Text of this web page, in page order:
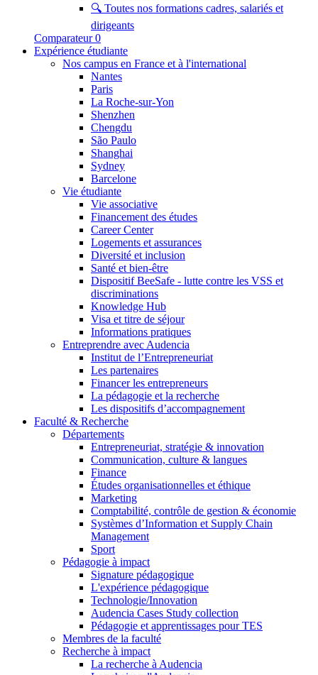
🔍 Toutes nos formations cadres, salariés et
dirigeants
Comparateur 0
Expérience étudiante
Nos campus en France et à l'international
Nantes
Paris
La Roche-sur-Yon
Shenzhen
Chengdu
São Paulo
Shanghai
Sydney
Barcelone
Vie étudiante
Vie associative
Financement des études
Career Center
Logements et assurances
Diversité et inclusion
Santé et bien-être
Dispositif BeeSafe - lutte contre les VSS et
discriminations
Knowledge Hub
Visa et titre de séjour
Informations pratiques
Entreprendre avec Audencia
Institut de l’Entrepreneuriat
Les partenaires
Financer les entrepreneurs
La pédagogie et la recherche
Les dispositifs d’accompagnement
Faculté & Recherche
Départements
Entrepreneuriat, stratégie & innovation
Communication, culture & langues
Finance
Études organisationnelles et éthique
Marketing
Comptabilité, contrôle de gestion & économie
Systèmes d’Information et Supply Chain
Management
Sport
Pédagogie à impact
Signature pédagogique
L'expérience pédagogique
Technologie/Innovation
Audencia Cases Study collection
Pédagogie et apprentissages pour TES
Membres de la faculté
Recherche à impact
La recherche à Audencia